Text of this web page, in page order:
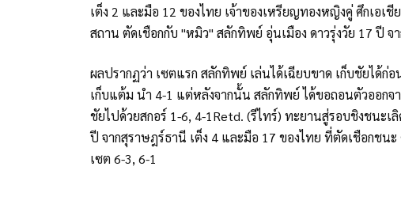
เต็ง 2 และมือ 12 ของไทย เจ้าของเหรียญทองหญิงคู่ ศึกเอเ
สถาน ตัดเชือกกับ "หมิว" สลักทิพย์ อุ่นเมือง ดาวรุ่งวัย 17 ปี
ผลปรากฏว่า เซตแรก สลักทิพย์ เล่นได้เฉียบขาด เก็บชัยได้
เก็บแต้ม นำ 4-1 แต่หลังจากนั้น สลักทิพย์ ได้ขอถอนตัวออกจ
ชัยไปด้วยสกอร์ 1-6, 4-1Retd. (รีไทร์) ทะยานสู่รอบชิงชนะ
ปี จากสุราษฎร์ธานี เต็ง 4 และมือ 17 ของไทย ที่ตัดเชือกชน
เซต 6-3, 6-1